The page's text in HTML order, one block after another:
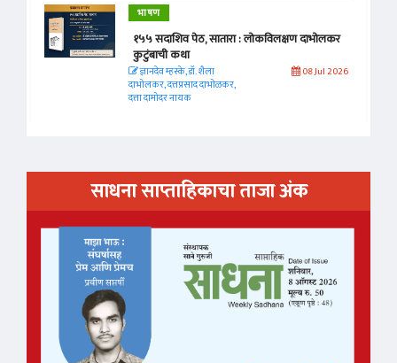
भाषण
१५५ सदाशिव पेठ, सातारा : लोकविलक्षण दाभोलकर
कुटुंबाची कथा
ज्ञानदेव म्हस्के, डॉ. शैला
दाभोलकर, दत्तप्रसाद दाभोळकर,
दत्ता दामोदर नायक
08 Jul 2026
साधना साप्ताहिकाचा ताजा अंक